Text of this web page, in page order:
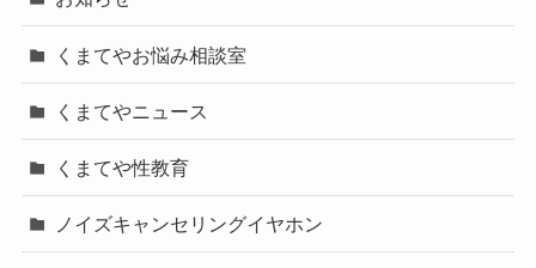
くまてやお悩み相談室
くまてやニュース
くまてや性教育
ノイズキャンセリングイヤホン